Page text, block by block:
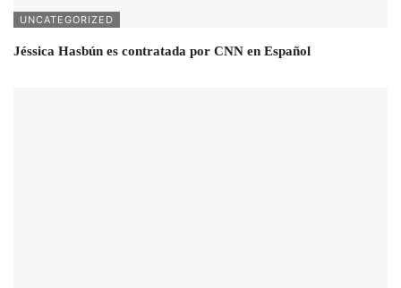
UNCATEGORIZED
Jéssica Hasbún es contratada por CNN en Español